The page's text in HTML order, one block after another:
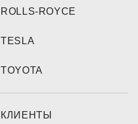
ROLLS-ROYCE
TESLA
TOYOTA
КЛИЕНТЫ